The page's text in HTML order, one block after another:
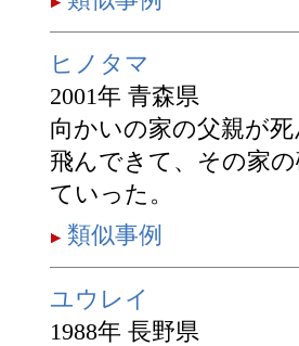
ヒノタマ
2001年 青森県
向かいの家の父親が
飛んできて、その家
ていった。
類似事例
ユウレイ
1988年 長野県